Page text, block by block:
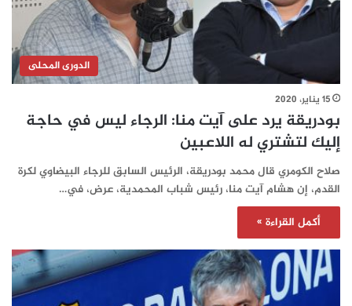
الدورى المحلى
15 يناير، 2020
بودريقة يرد على آيت منا: الرجاء ليس في حاجة
إليك لتشتري له اللاعبين
صلاح الكومري قال محمد بودريقة، الرئيس السابق للرجاء البيضاوي لكرة
القدم، إن هشام آيت منا، رئيس شباب المحمدية، عرض، في…
أكمل القراءة »